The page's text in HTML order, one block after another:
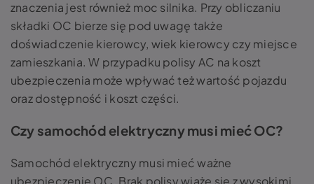
znaczenia jest również moc silnika. Przy obliczaniu
składki OC bierze się pod uwagę także
doświadczenie kierowcy, wiek kierowcy czy miejsce
zamieszkania. W przypadku polisy AC na koszt
ubezpieczenia może wpływać też wartość pojazdu
oraz dostępność i koszt części.
Czy samochód elektryczny musi mieć OC?
Samochód elektryczny musi mieć ważne
ubezpieczenie OC. Brak polisy wiąże się z wysokimi